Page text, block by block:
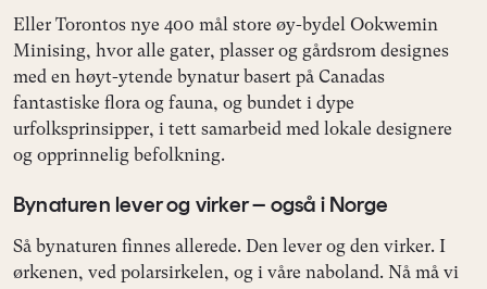
Eller Torontos nye 400 mål store øy-bydel Ookwemin
Minising, hvor alle gater, plasser og gårdsrom designes
med en høyt-ytende bynatur basert på Canadas
fantastiske flora og fauna, og bundet i dype
urfolksprinsipper, i tett samarbeid med lokale designere
og opprinnelig befolkning.
Bynaturen lever og virker – også i Norge
Så bynaturen finnes allerede. Den lever og den virker. I
ørkenen, ved polarsirkelen, og i våre naboland. Nå må vi